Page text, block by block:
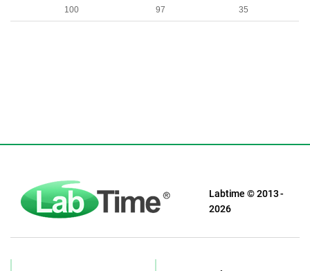
100 97 35
Labtime © 2013 -
2026